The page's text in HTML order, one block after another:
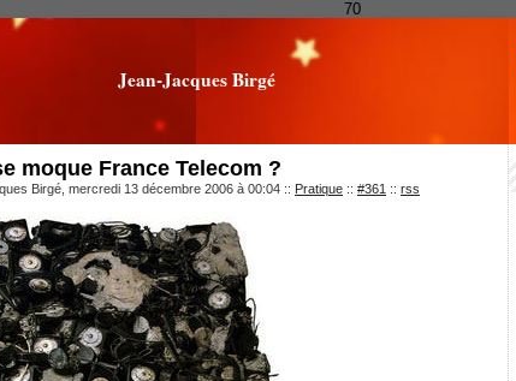
70
Jean-Jacques Birgé
moque France Telecom ?
Birgé, mercredi 13 décembre 2006 à 00:04 :: Pratique :: #361 :: rss